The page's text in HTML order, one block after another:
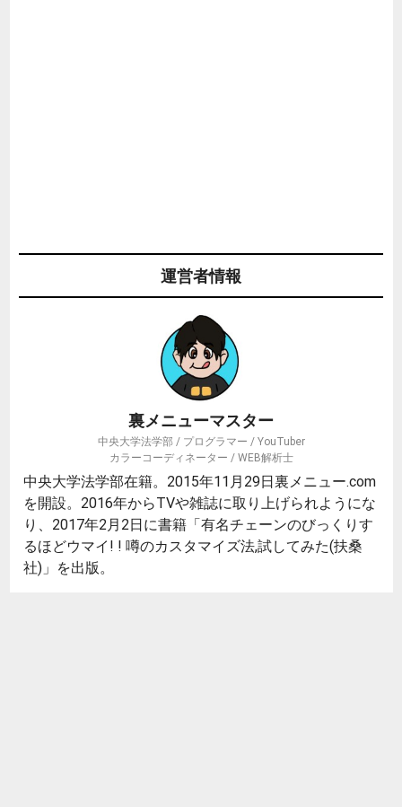
運営者情報
裏メニューマスター
中央大学法学部 / プログラマー / YouTuber
カラーコーディネーター / WEB解析士
中央大学法学部在籍。2015年11月29日裏メニュー.com
を開設。2016年からTVや雑誌に取り上げられようにな
り、2017年2月2日に書籍「有名チェーンのびっくりす
るほどウマイ! ! 噂のカスタマイズ法,試してみた(扶桑
社)」を出版。